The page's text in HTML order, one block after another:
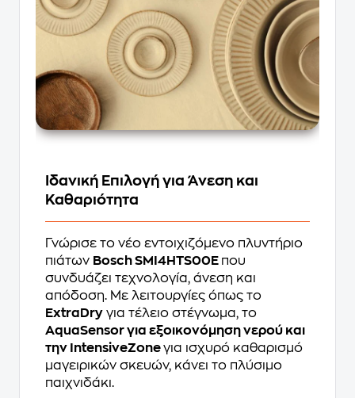
Ιδανική Επιλογή για Άνεση και
Καθαριότητα
Γνώρισε το νέο εντοιχιζόμενο πλυντήριο
πιάτων Bosch SMI4HTS00E που
συνδυάζει τεχνολογία, άνεση και
απόδοση. Με λειτουργίες όπως το
ExtraDry για τέλειο στέγνωμα, το
AquaSensor για εξοικονόμηση νερού και
την IntensiveZoneγια ισχυρό καθαρισμό
μαγειρικών σκευών, κάνει το πλύσιμο
παιχνιδάκι.